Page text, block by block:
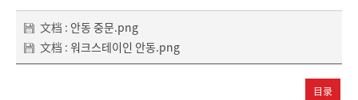
文档 : 안동 중문.png
文档 : 워크스테이인 안동.png
目录